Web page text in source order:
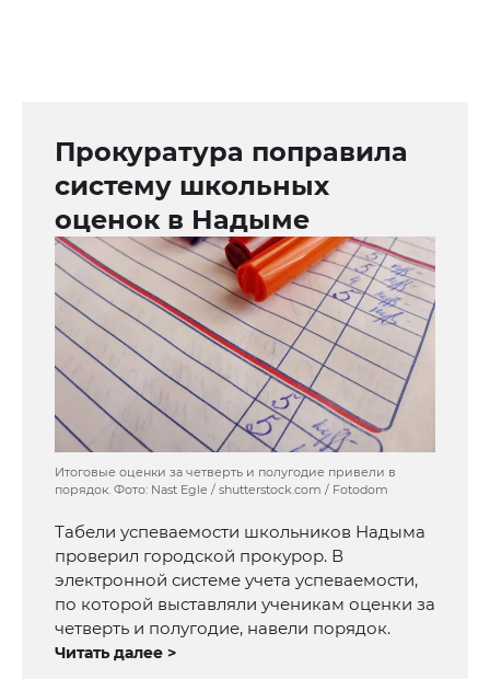
Прокуратура поправила
систему школьных
оценок в Надыме
Итоговые оценки за четверть и полугодие привели в
порядок. Фото: Nast Egle / shutterstock.com / Fotodom
Табели успеваемости школьников Надыма
проверил городской прокурор. В
электронной системе учета успеваемости,
по которой выставляли ученикам оценки за
четверть и полугодие, навели порядок.
Читать далее >